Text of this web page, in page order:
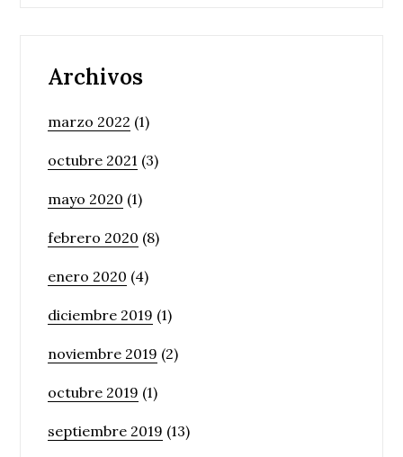
Archivos
marzo 2022 (1)
octubre 2021 (3)
mayo 2020 (1)
febrero 2020 (8)
enero 2020 (4)
diciembre 2019 (1)
noviembre 2019 (2)
octubre 2019 (1)
septiembre 2019 (13)